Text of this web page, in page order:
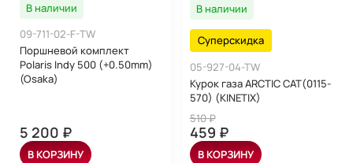
В наличии
09-711-02-F-TW
Поршневой комплект
Polaris Indy 500 (+0.50mm)
(Osaka)
5 200 ₽
В КОРЗИНУ
В наличии
Суперскидка
05-927-04-TW
Курок газа ARCTIC CAT(0115-
570) (KINETIX)
510 ₽
459 ₽
В КОРЗИНУ